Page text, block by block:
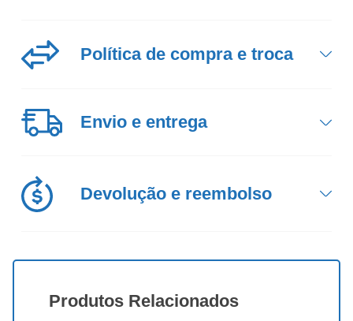
Política de compra e troca
Envio e entrega
Devolução e reembolso
Produtos Relacionados